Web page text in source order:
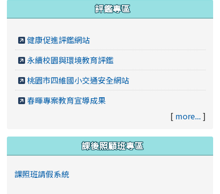
評鑑專區
健康促進評鑑網站
永續校園與環境教育評鑑
桃園市四維國小交通安全網站
春暉專案教育宣導成果
[ more... ]
課後照顧班專區
課照班請假系統